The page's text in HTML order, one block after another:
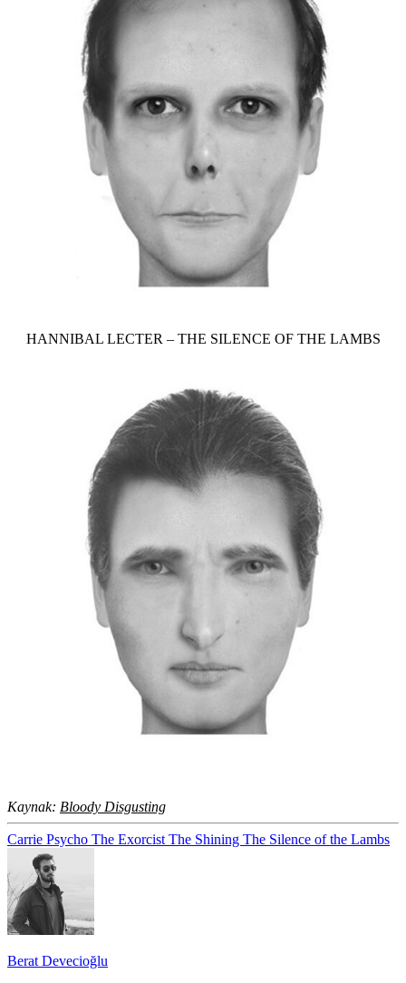
HANNIBAL LECTER – THE SILENCE OF THE LAMBS
Kaynak: Bloody Disgusting
Carrie Psycho The Exorcist The Shining The Silence of the Lambs
Berat Devecioğlu